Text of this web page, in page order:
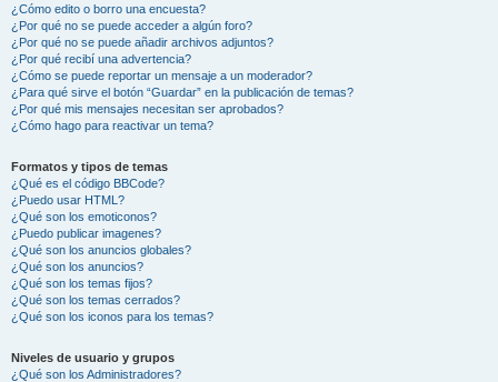
¿Cómo edito o borro una encuesta?
¿Por qué no se puede acceder a algún foro?
¿Por qué no se puede añadir archivos adjuntos?
¿Por qué recibí una advertencia?
¿Cómo se puede reportar un mensaje a un moderador?
¿Para qué sirve el botón “Guardar” en la publicación de temas?
¿Por qué mis mensajes necesitan ser aprobados?
¿Cómo hago para reactivar un tema?
Formatos y tipos de temas
¿Qué es el código BBCode?
¿Puedo usar HTML?
¿Qué son los emoticonos?
¿Puedo publicar imagenes?
¿Qué son los anuncios globales?
¿Qué son los anuncios?
¿Qué son los temas fijos?
¿Qué son los temas cerrados?
¿Qué son los iconos para los temas?
Niveles de usuario y grupos
¿Qué son los Administradores?